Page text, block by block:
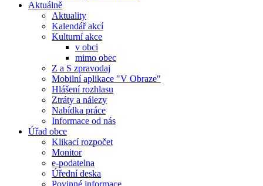
Aktuálně
Aktuality
Kalendář akcí
Kulturní akce
v obci
mimo obec
Z a S zpravodaj
Mobilní aplikace "V Obraze"
Hlášení rozhlasu
Ztráty a nálezy
Nabídka práce
Informace od nás
Úřad obce
Klikací rozpočet
Monitor
e-podatelna
Úřední deska
Povinné informace